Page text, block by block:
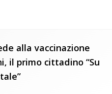
alla vaccinazione
il primo cittadino “Su